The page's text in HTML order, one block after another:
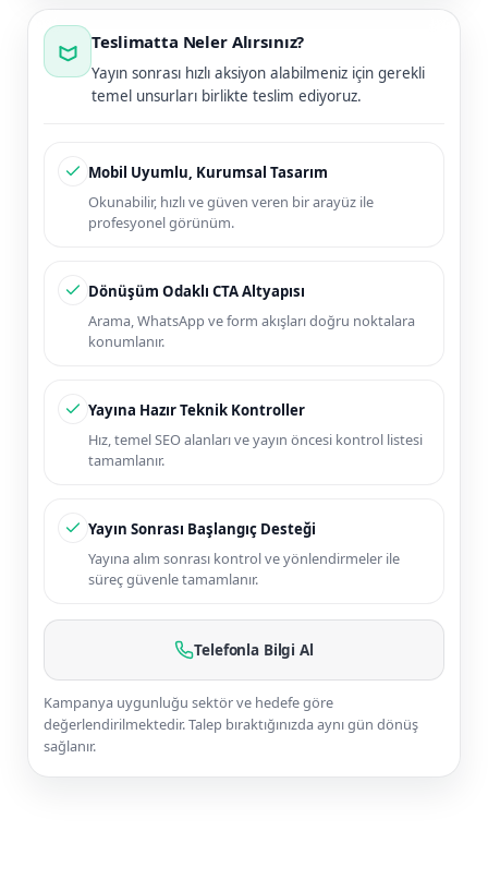
Teslimatta Neler Alırsınız?
Yayın sonrası hızlı aksiyon alabilmeniz için gerekli
temel unsurları birlikte teslim ediyoruz.
Mobil Uyumlu, Kurumsal Tasarım
Okunabilir, hızlı ve güven veren bir arayüz ile
profesyonel görünüm.
Dönüşüm Odaklı CTA Altyapısı
Arama, WhatsApp ve form akışları doğru noktalara
konumlanır.
Yayına Hazır Teknik Kontroller
Hız, temel SEO alanları ve yayın öncesi kontrol listesi
tamamlanır.
Yayın Sonrası Başlangıç Desteği
Yayına alım sonrası kontrol ve yönlendirmeler ile
süreç güvenle tamamlanır.
Telefonla Bilgi Al
Kampanya uygunluğu sektör ve hedefe göre
değerlendirilmektedir. Talep bıraktığınızda aynı gün dönüş
sağlanır.